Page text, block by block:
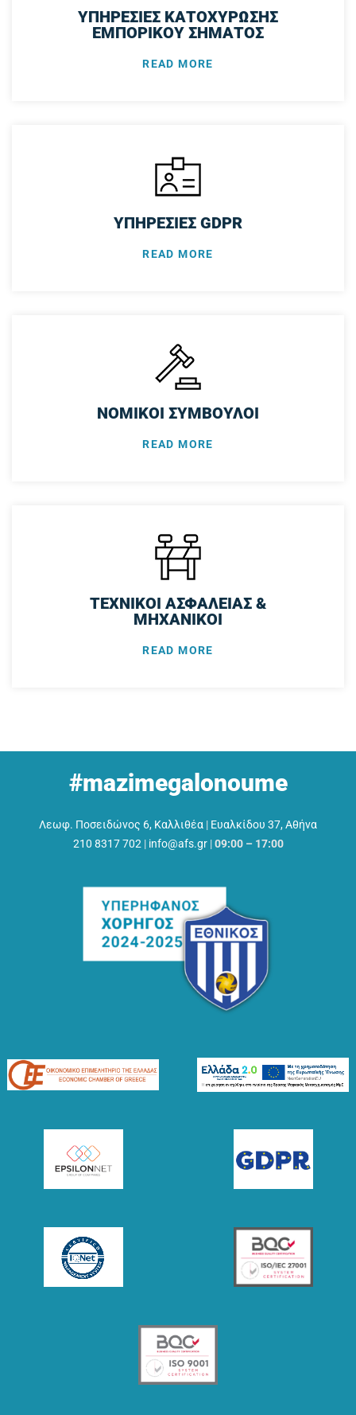
ΥΠΗΡΕΣΙΕΣ ΚΑΤΟΧΥΡΩΣΗΣ
ΕΜΠΟΡΙΚΟΥ ΣΗΜΑΤΟΣ
READ MORE
ΥΠΗΡΕΣΙΕΣ GDPR
READ MORE
ΝΟΜΙΚΟΙ ΣΥΜΒΟΥΛΟΙ
READ MORE
ΤΕΧΝΙΚΟΙ ΑΣΦΑΛΕΙΑΣ &
ΜΗΧΑΝΙΚΟΙ
READ MORE
#mazimegalonoume
Λεωφ. Ποσειδώνος 6, Καλλιθέα | Ευαλκίδου 37, Αθήνα
210 8317 702 | info@afs.gr|09:00 – 17:00